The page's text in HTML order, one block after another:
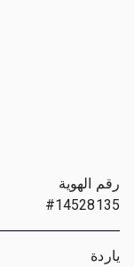
رقم الهوية
#14528135
ياردة